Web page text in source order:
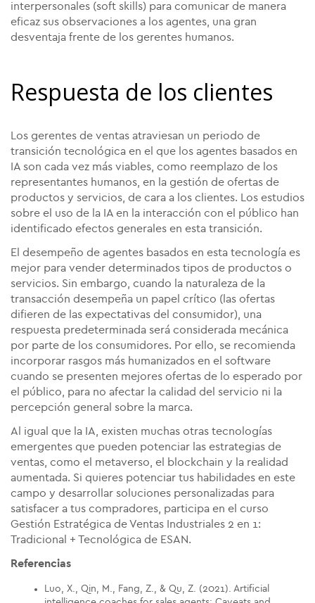
interpersonales (soft skills) para comunicar de manera
eficaz sus observaciones a los agentes, una gran
desventaja frente de los gerentes humanos.
Respuesta de los clientes
Los gerentes de ventas atraviesan un periodo de
transición tecnológica en el que los agentes basados en
IA son cada vez más viables, como reemplazo de los
representantes humanos, en la gestión de ofertas de
productos y servicios, de cara a los clientes. Los estudios
sobre el uso de la IA en la interacción con el público han
identificado efectos generales en esta transición.
El desempeño de agentes basados en esta tecnología es
mejor para vender determinados tipos de productos o
servicios. Sin embargo, cuando la naturaleza de la
transacción desempeña un papel crítico (las ofertas
difieren de las expectativas del consumidor), una
respuesta predeterminada será considerada mecánica
por parte de los consumidores. Por ello, se recomienda
incorporar rasgos más humanizados en el software
cuando se presenten mejores ofertas de lo esperado por
el público, para no afectar la calidad del servicio ni la
percepción general sobre la marca.
Al igual que la IA, existen muchas otras tecnologías
emergentes que pueden potenciar las estrategias de
ventas, como el metaverso, el blockchain y la realidad
aumentada. Si quieres potenciar tus habilidades en este
campo y desarrollar soluciones personalizadas para
satisfacer a tus compradores, participa en el curso
Gestión Estratégica de Ventas Industriales 2 en 1:
Tradicional + Tecnológica de ESAN.
Referencias
Luo, X., Qin, M., Fang, Z., & Qu, Z. (2021). Artificial